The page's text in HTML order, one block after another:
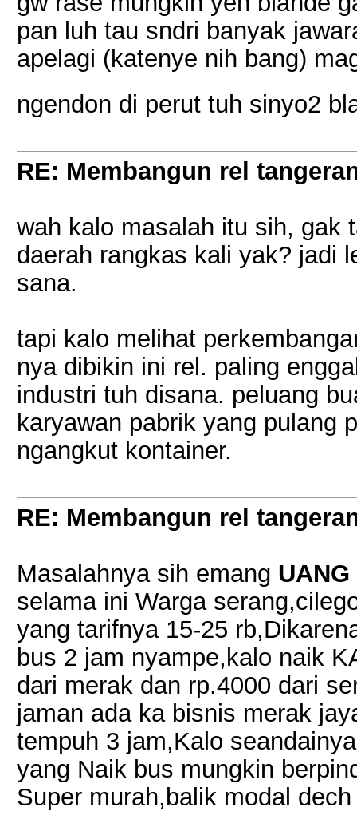
pan luh tau sndri banyak
apelagi (katenye nih bang)
ngendon di perut tuh sinyo2
RE: Membangun rel
wah kalo masalah itu sih, gak
daerah rangkas kali yak? jadi
sana.
tapi kalo melihat
nya dibikin ini rel. paling
industri tuh disana. peluang
karyawan pabrik yang pulang
ngangkut kontainer.
RE: Membangun rel
Masalahnya sih emang UANG
selama ini Warga
yang tarifnya 15-25
bus 2 jam nyampe,kalo naik
dari merak dan rp.4000 dari
jaman ada ka bisnis merak
tempuh 3 jam,Kalo
yang Naik bus mungkin
Super murah,balik modal